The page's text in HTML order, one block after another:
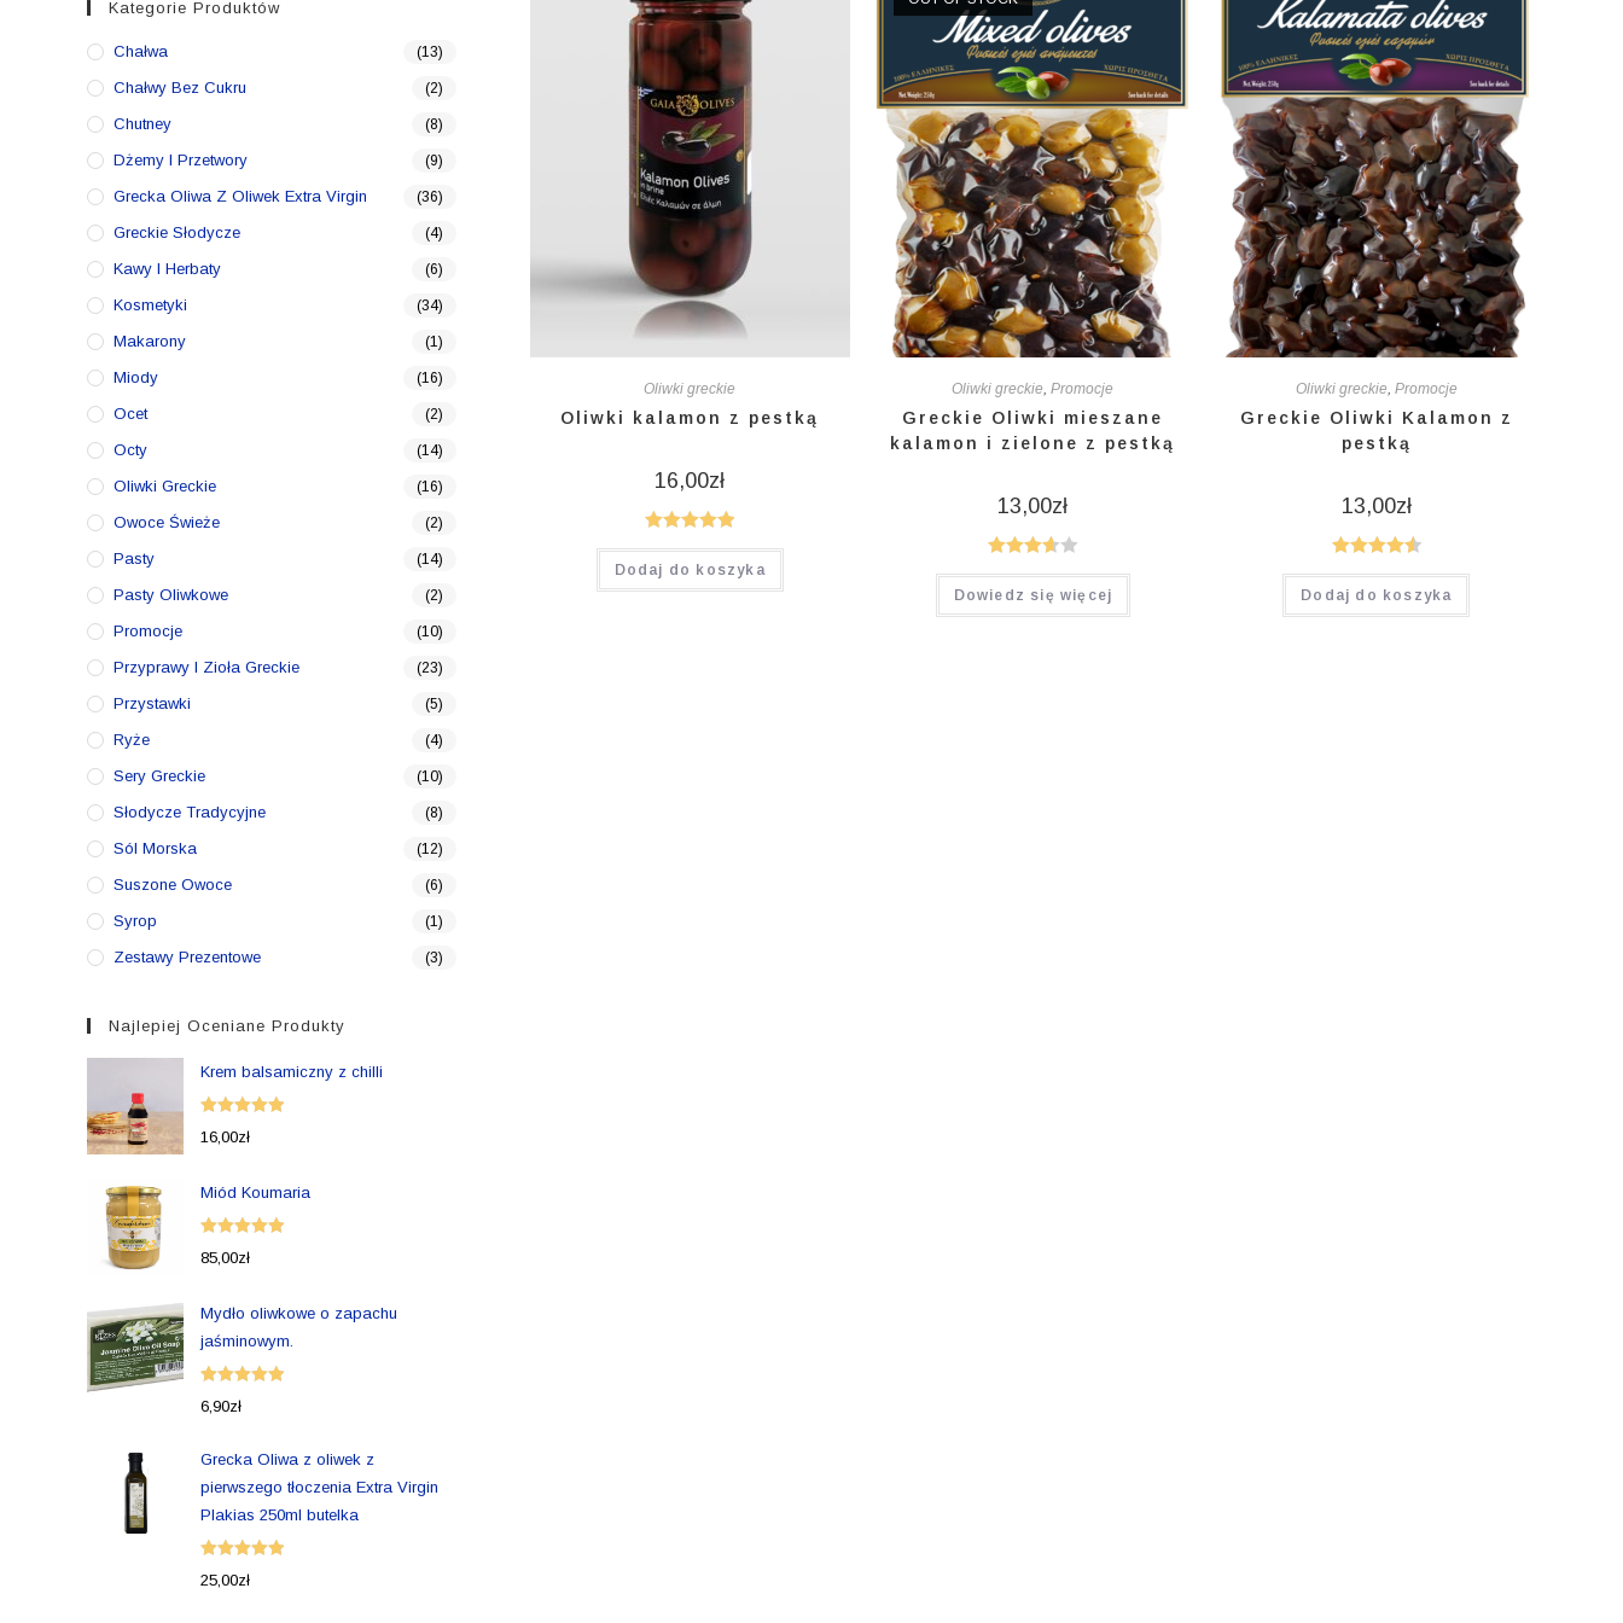
Oliwki greckie
Oliwki kalamon z pestką
16,00zł
Oceniono
5.00na 5
Dodaj do koszyka
Oliwki greckie,Promocje
Greckie Oliwki mieszane
kalamon i zielone z pestką
13,00zł
Ocenion
o3.60na
Dowiedz się więcej
Oliwki greckie, Promocje
Greckie Oliwki Kalamon z
pestką
13,00zł
Oceniono
4.64na 5
Dodaj do koszyka
Kategorie Produktów
Chałwa (13)
Chałwy Bez Cukru (2)
Chutney (8)
Dżemy I Przetwory (9)
Grecka Oliwa Z Oliwek Extra Virgin (36)
Greckie Słodycze (4)
Kawy I Herbaty (6)
Kosmetyki (34)
Makarony (1)
Miody (16)
Ocet (2)
Octy (14)
Oliwki Greckie (16)
Owoce Świeże (2)
Pasty (14)
Pasty Oliwkowe (2)
Promocje (10)
Przyprawy I Zioła Greckie (23)
Przystawki (5)
Ryże (4)
Sery Greckie (10)
Słodycze Tradycyjne (8)
Sól Morska (12)
Suszone Owoce (6)
Syrop (1)
Zestawy Prezentowe (3)
Najlepiej Oceniane Produkty
Krem balsamiczny z chilli
Oceniono
16,00zł
Miód Koumaria
Oceniono
85,00zł
Mydło oliwkowe o zapachu
jaśminowym.
Oceniono
6,90zł
Grecka Oliwa z oliwek z
pierwszego tłoczenia Extra Virgin
Plakias 250ml butelka
Oceniono
25,00zł